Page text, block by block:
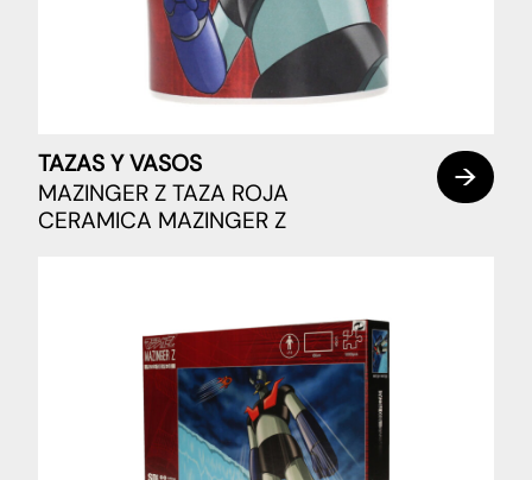
TAZAS Y VASOS
MAZINGER Z TAZA ROJA
CERAMICA MAZINGER Z